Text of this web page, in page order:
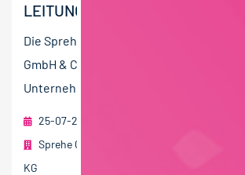
LEITUNG
Die Sprehe Geflügel- und
GmbH & Co. KG gehört zur Sprehe
Unternehmensgruppe, einer der größten
25-07-2026
Sprehe Geflügel- und Tiefkühlfeinkost
KG